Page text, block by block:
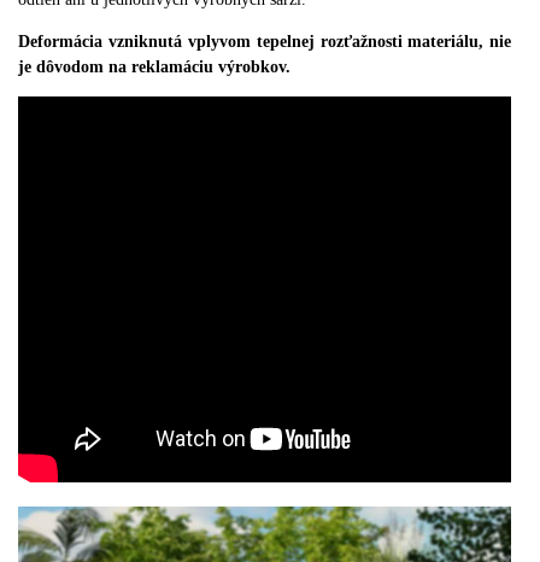
Deformácia vzniknutá vplyvom tepelnej rozťažnosti materiálu, nie
je dôvodom na reklamáciu výrobkov.